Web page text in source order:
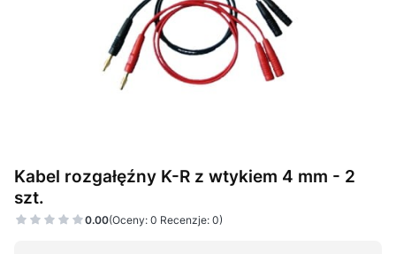
Kabel rozgałęźny K-R z wtykiem 4 mm - 2
szt.
0.00(Oceny: 0 Recenzje: 0)